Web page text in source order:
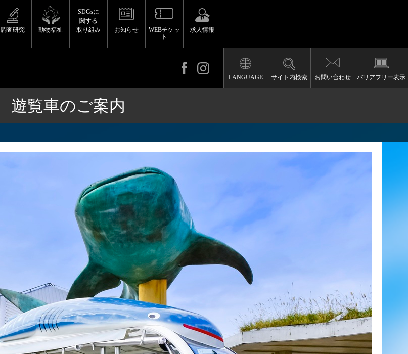
調査研究 動物福祉
SDGsに
関する
取り組み
お知らせ
WEBチケッ
ト
求人情報
LANGUAGE サイト内検索 お問い合わせ バリアフリー表示
遊覧車のご案内